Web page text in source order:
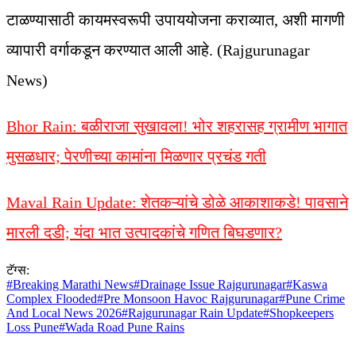
टाळण्यासाठी कायमस्वरूपी उपाययोजना कराव्यात, अशी मागणी
व्यापारी वर्गाकडून करण्यात आली आहे. (Rajgurunagar
News)
Bhor Rain: बळीराजा सुखावला! भोर शहरासह ग्रामीण भागात
मुसळधार; पेरणीच्या कामांना मिळणार प्रचंड गती
Maval Rain Update: शेतकऱ्यांचे डोळे आकाशाकडे! पावसाने
मारली दडी; यंदा भात उत्पादकांचे गणित बिघडणार?
टॅग्स:
#Breaking Marathi News#Drainage Issue Rajgurunagar#Kaswa
Complex Flooded#Pre Monsoon Havoc Rajgurunagar#Pune Crime
And Local News 2026#Rajgurunagar Rain Update#Shopkeepers
Loss Pune#Wada Road Pune Rains